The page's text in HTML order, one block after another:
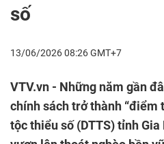
số
13/06/2026 08:26 GMT+7
VTV.vn - Những năm gần
chính sách trở thành “điểm
tộc thiểu số (DTTS) tỉnh